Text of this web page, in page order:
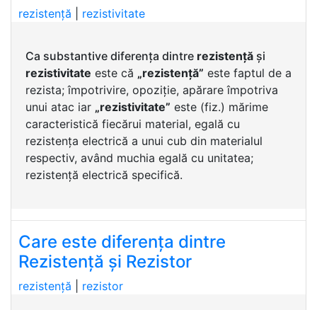
rezistență rezistivitate
Ca substantive diferența dintre rezistență și
rezistivitate este că „rezistență” este faptul de a
rezista; împotrivire, opoziție, apărare împotriva
unui atac iar „rezistivitate” este (fiz.) mărime
caracteristică fiecărui material, egală cu
rezistența electrică a unui cub din materialul
respectiv, având muchia egală cu unitatea;
rezistență electrică specifică.
Care este diferența dintre
Rezistență și Rezistor
rezistență rezistor